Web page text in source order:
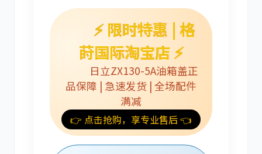
卡尔玛 杰西博
⚡ 限时特惠 | 格
莳国际淘宝店 ⚡
日立ZX130-5A油箱盖正
品保障 | 急速发货 | 全场配件
满减
👉 点击抢购，享专业售后 👈